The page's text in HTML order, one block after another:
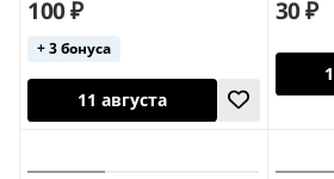
100 ₽
+ 3 бонуса
30 ₽